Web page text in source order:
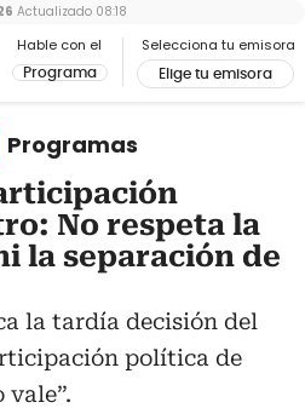
Hable con el
Programa
Selecciona tu emisora
Elige tu emisora
Actualizado 08:18
Programas
No respeta la
la separación de
la tardía decisión del
política de
vale”.